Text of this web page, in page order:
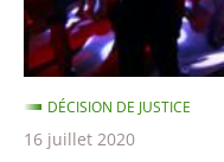
du
13
juillet
DÉCISION DE JUSTICE
16 juillet 2020